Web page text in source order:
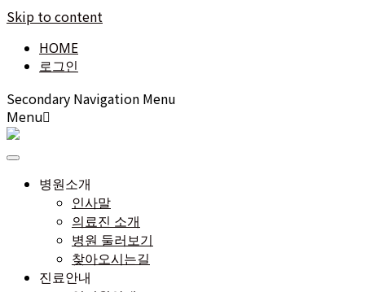
Skip to content
HOME
로그인
Secondary Navigation Menu
Menu
병원소개
인사말
의료진 소개
병원 둘러보기
찾아오시는길
진료안내